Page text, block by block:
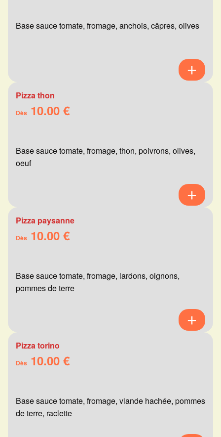
Base sauce tomate, fromage, anchois, câpres, olives
Pizza thon
Dès 10.00 €
Base sauce tomate, fromage, thon, poivrons, olives,
oeuf
Pizza paysanne
Dès 10.00 €
Base sauce tomate, fromage, lardons, oignons,
pommes de terre
Pizza torino
Dès 10.00 €
Base sauce tomate, fromage, viande hachée, pommes
de terre, raclette